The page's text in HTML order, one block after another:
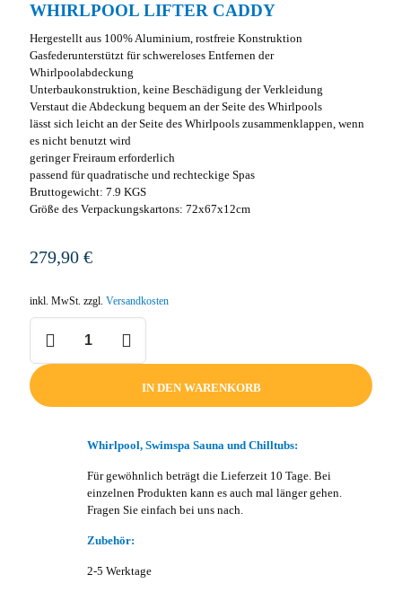
WHIRLPOOL LIFTER CADDY
Hergestellt aus 100% Aluminium, rostfreie Konstruktion
Gasfederunterstützt für schwereloses Entfernen der
Whirlpoolabdeckung
Unterbaukonstruktion, keine Beschädigung der Verkleidung
Verstaut die Abdeckung bequem an der Seite des Whirlpools
lässt sich leicht an der Seite des Whirlpools zusammenklappen, wenn
es nicht benutzt wird
geringer Freiraum erforderlich
passend für quadratische und rechteckige Spas
Bruttogewicht: 7.9 KGS
Größe des Verpackungskartons: 72x67x12cm
279,90 €
inkl. MwSt. zzgl. Versandkosten
Caddy
Menge
IN DEN WARENKORB
Whirlpool, Swimspa Sauna und Chilltubs:
Für gewöhnlich beträgt die Lieferzeit 10 Tage. Bei
einzelnen Produkten kann es auch mal länger gehen.
Fragen Sie einfach bei uns nach.
Zubehör:
2-5 Werktage